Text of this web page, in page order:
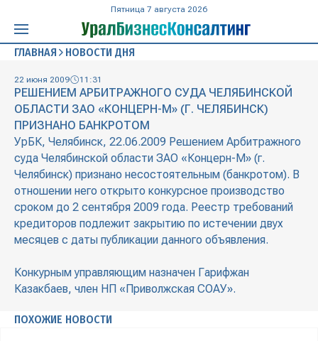
Пятница 7 августа 2026
ГЛАВНАЯ НОВОСТИ ДНЯ
22 июня 2009 11:31
РЕШЕНИЕМ АРБИТРАЖНОГО СУДА ЧЕЛЯБИНСКОЙ
ОБЛАСТИ ЗАО «КОНЦЕРН-М» (Г. ЧЕЛЯБИНСК)
ПРИЗНАНО БАНКРОТОМ
УрБК, Челябинск, 22.06.2009 Решением Арбитражного
суда Челябинской области ЗАО «Концерн-М» (г.
Челябинск) признано несостоятельным (банкротом). В
отношении него открыто конкурсное производство
сроком до 2 сентября 2009 года. Реестр требований
кредиторов подлежит закрытию по истечении двух
месяцев с даты публикации данного объявления.
Конкурным управляющим назначен Гарифжан
Казакбаев, член НП «Приволжская СОАУ».
ПОХОЖИЕ НОВОСТИ